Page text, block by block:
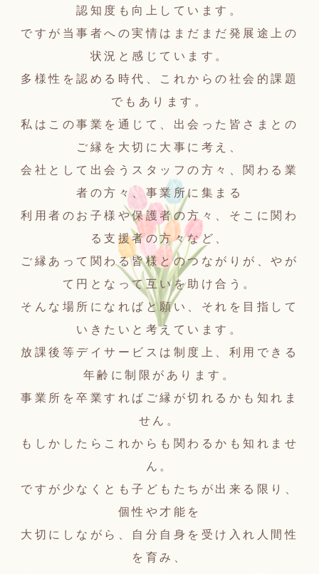
認知度も向上しています。
ですが当事者への実情はまだまだ発展途上の
状況と感じています。
多様性を認める時代、これからの社会的課題
でもあります。
私はこの事業を通じて、出会った皆さまとの
ご縁を大切に大事に考え、
会社として出会うスタッフの方々、関わる業
者の方々、事業所に集まる
利用者のお子様や保護者の方々、そこに関わ
る支援者の方々など、
ご縁あって関わる皆様とのつながりが、やが
て円となって互いを助け合う。
そんな場所になればと願い、それを目指して
いきたいと考えています。
放課後等デイサービスは制度上、利用できる
年齢に制限があります。
事業所を卒業すればご縁が切れるかも知れま
せん。
もしかしたらこれからも関わるかも知れませ
ん。
ですが少なくとも子どもたちが出来る限り、
個性や才能を
大切にしながら、自分自身を受け入れ人間性
を育み、